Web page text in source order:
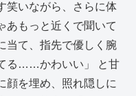
笑いながら、さらに体
あもっと近くで聞いて
当て、指先で優しく腕
る……かわいい」 と甘
顔を埋め、照れ隠しに